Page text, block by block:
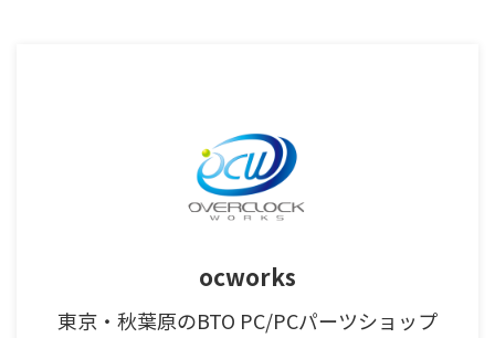
ocworks
東京・秋葉原のBTO PC/PCパーツショップ